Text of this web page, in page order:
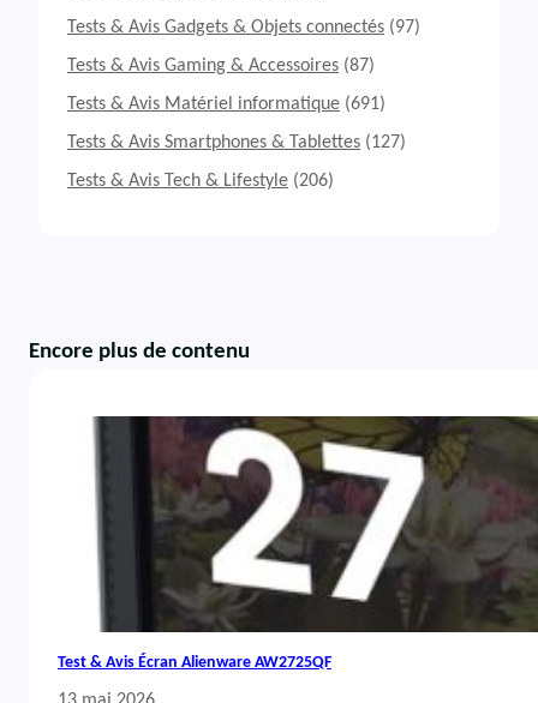
Tests & Avis Gadgets & Objets connectés (97)
Tests & Avis Gaming & Accessoires (87)
Tests & Avis Matériel informatique (691)
Tests & Avis Smartphones & Tablettes (127)
Tests & Avis Tech & Lifestyle (206)
Encore plus de contenu
Test & Avis Écran Alienware AW2725QF